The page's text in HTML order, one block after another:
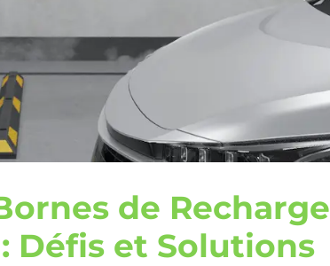
de Recharge
Défis et Solutions